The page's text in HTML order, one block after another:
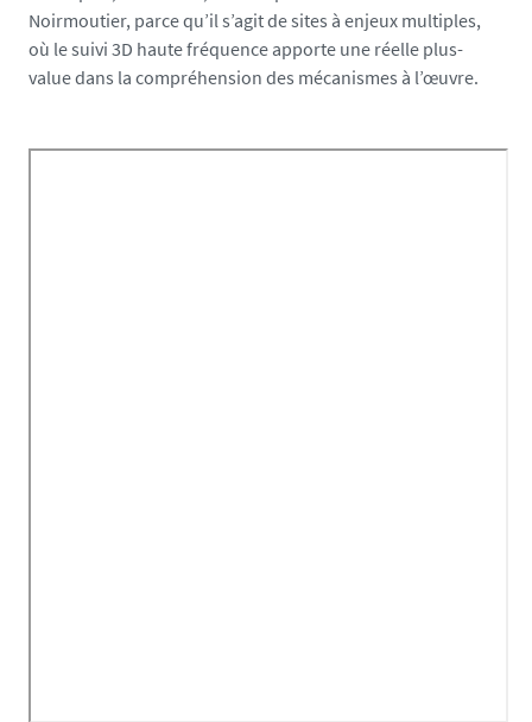
Noirmoutier, parce qu’il s’agit de sites à enjeux multiples,
où le suivi 3D haute fréquence apporte une réelle plus-
value dans la compréhension des mécanismes à l’œuvre.